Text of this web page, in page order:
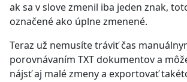
ak sa v slove zmenil iba jeden znak,
označené ako úplne zmenené.
Teraz už nemusíte tráviť čas
porovnávaním TXT dokumentov a
nájsť aj malé zmeny a exportovať